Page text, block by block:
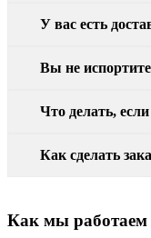
У вас есть
Вы не испортите
Что делать,
Как сделать
Как мы работаем